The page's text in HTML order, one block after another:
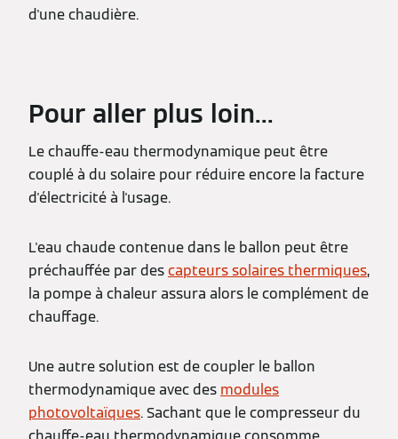
d'une chaudière.
Pour aller plus loin...
Le chauffe-eau thermodynamique peut être
couplé à du solaire pour réduire encore la facture
d'électricité à l'usage.
L'eau chaude contenue dans le ballon peut être
préchauffée par descapteurs solaires thermiques,
la pompe à chaleur assura alors le complément de
chauffage.
Une autre solution est de coupler le ballon
thermodynamique avec des modules
photovoltaïques. Sachant que le compresseur du